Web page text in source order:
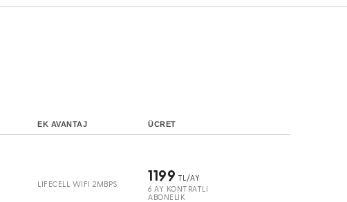
EK AVANTAJ ÜCRET
LIFECELL WIFI 2MBPS
1199 TL/AY
6 AY KONTRATLI
ABONELİK